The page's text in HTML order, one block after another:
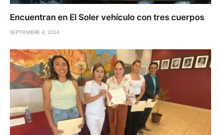
Encuentran en El Soler vehículo con tres cuerpos
SEPTIEMBRE 4, 2024